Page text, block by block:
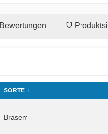
Bewertungen
SORTE
Brasem